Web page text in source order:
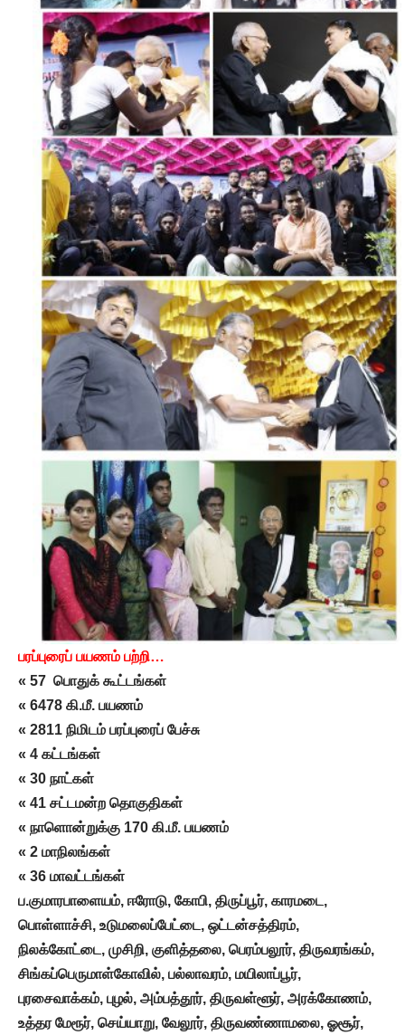
பரப்புரைப் பயணம் பற்றி…
« 57 பொதுக் கூட்டங்கள்
« 6478 கி.மீ. பயணம்
« 2811 நிமிடம் பரப்புரைப் பேச்சு
« 4 கட்டங்கள்
« 30 நாட்கள்
« 41 சட்டமன்ற தொகுதிகள்
« நாளொன்றுக்கு 170 கி.மீ. பயணம்
« 2 மாநிலங்கள்
« 36 மாவட்டங்கள்
ப.குமாரபாளையம், ஈரோடு, கோபி, திருப்பூர், காரமடை,
பொள்ளாச்சி, உடுமலைப்பேட்டை, ஒட்டன்சத்திரம்,
நிலக்கோட்டை, முசிறி, குளித்தலை, பெரம்பலூர், திருவரங்கம்,
சிங்கப்பெருமாள்கோவில், பல்லாவரம், மயிலாப்பூர்,
புரசைவாக்கம், புழல், அம்பத்தூர், திருவள்ளூர், அரக்கோணம்,
உத்தர மேரூர், செய்யாறு, வேலூர், திருவண்ணாமலை, ஓசூர்,